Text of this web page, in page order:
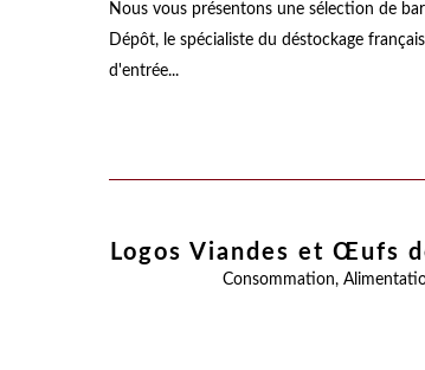
Nous vous présentons une sélection de
Dépôt, le spécialiste du déstockage
d'entrée...
Logos Viandes et Œufs
Consommation,